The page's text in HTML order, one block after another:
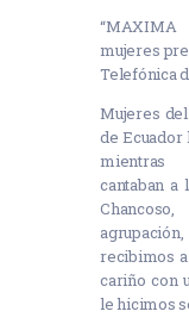
“MAXIMA
mujeres
Telefónica
Mujeres
de
mientras
cantaban a
recibimos
cariño con
le hicimos